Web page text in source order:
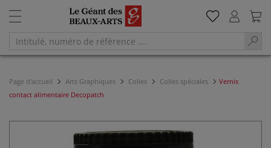
Page d'accueil Arts Graphiques Colles Colles spéciales
Vernis
contact alimentaire Decopatch